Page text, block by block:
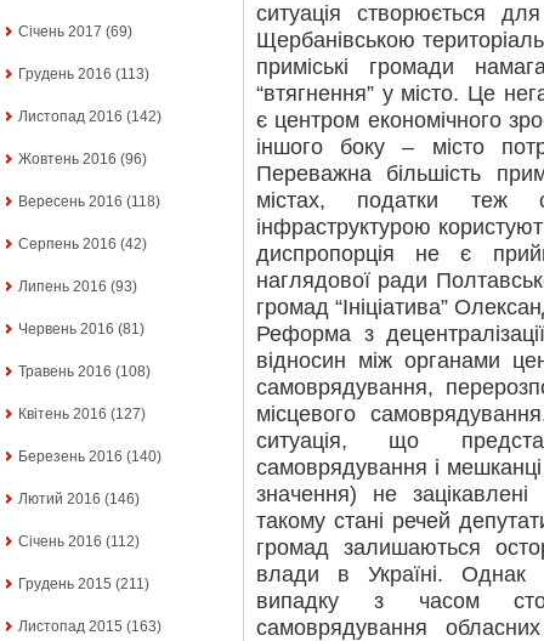
Січень 2017 (69)
Грудень 2016 (113)
Листопад 2016 (142)
Жовтень 2016 (96)
Вересень 2016 (118)
Серпень 2016 (42)
Липень 2016 (93)
Червень 2016 (81)
Травень 2016 (108)
Квітень 2016 (127)
Березень 2016 (140)
Лютий 2016 (146)
Січень 2016 (112)
Грудень 2015 (211)
Листопад 2015 (163)
ситуація створюється
Щербанівською
приміські громади
“втягнення” у місто. Це
є центром економічного
іншого боку – місто
Переважна більшість
містах, податки теж
інфраструктурою
диспропорція не є
наглядової ради
громад “Ініціатива”
Реформа з
відносин між органами
самоврядування,
місцевого
ситуація, що
самоврядування і
значення) не
такому стані речей
громад залишаються
влади в Україні. Однак
випадку з часом
самоврядування